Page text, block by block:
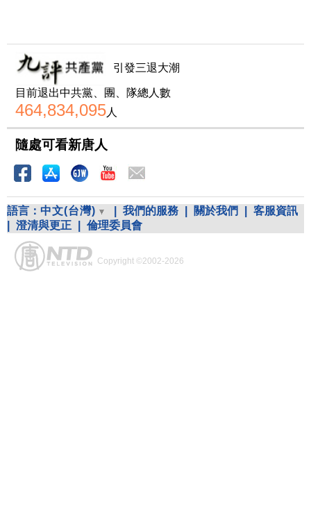
引發三退大潮
目前退出中共黨、團、隊總人數
464,834,095人
隨處可看新唐人
語言： 中文(台灣) 我們的服務 關於我們
客服資訊
澄清與更正 倫理委員會
Copyright ©2002-2026